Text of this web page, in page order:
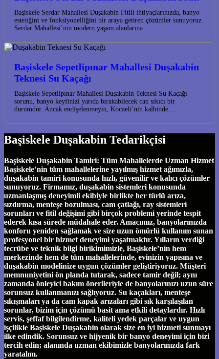
Başiskele Serdar Mahallesi Duşakabin Fitili ihtiyaçlarınızda, banyo
estetiğini ve fonksiyonelliğini bir araya getiren çözümler sunuyoruz.
Serdar Mahallesi’nin modern yaşam alanlarına…
Başiskele Sepetlipınar Mahallesi Duşakabin
Teknesi Su Kaçağı
Başiskele Sepetlipınar Mahallesi Duşakabin Teknesi Su Kaçağı
sorunu, banyo keyfinizi yarıda bırakabilecek can sıkıcı bir
durumdur. Ancak endişelenmeyin, Kocaeli’nin kalbinde…
Başiskele Duşakabin Tedarikçisi
Başiskele Duşakabin Tamiri: Tüm Mahallelerde Uzman Hizmet
Başiskele’nin tüm mahallelerine yayılmış hizmet ağımızla,
duşakabin tamiri konusunda hızlı, güvenilir ve kalıcı çözümler
sunuyoruz. Firmamız, duşakabin sistemleri konusunda
uzmanlaşmış deneyimli ekibiyle birlikte her türlü arıza,
sızdırma, menteşe bozulması, cam çatlağı, ray sistemleri
sorunları ve fitil değişimi gibi birçok problemi yerinde tespit
ederek kısa sürede müdahale eder. Amacımız, banyolarınızda
konforu yeniden sağlamak ve size uzun ömürlü kullanım sunan
profesyonel bir hizmet deneyimi yaşatmaktır. Yılların verdiği
tecrübe ve teknik bilgi birikimimizle, Başiskele’nin hem
merkezinde hem de tüm mahallelerinde, evinizin yapısına ve
duşakabin modelinize uygun çözümler geliştiriyoruz. Müşteri
memnuniyetini ön planda tutarak, sadece tamir değil; aynı
zamanda önleyici bakım önerileriyle de banyolarınızı uzun süre
sorunsuz kullanmanızı sağlıyoruz. Su kaçakları, menteşe
sıkışmaları ya da cam kapak arızaları gibi sık karşılaşılan
sorunlar, bizim için çözümü basit ama etkili detaylardır. Hızlı
servis, şeffaf bilgilendirme, kaliteli yedek parçalar ve uygun
işçilikle Başiskele Duşakabin olarak size en iyi hizmeti sunmayı
ilke edindik. Sorunsuz ve hijyenik bir banyo deneyimi için bizi
tercih edin; alanında uzman ekibimizle banyolarınızda fark
yaratalım.